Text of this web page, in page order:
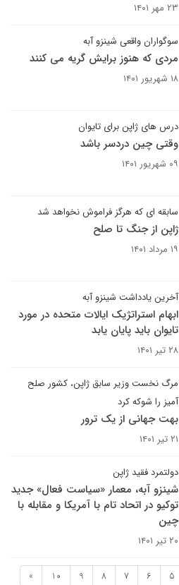
۲۳ مهر ۱۴۰۱
سوگواران واقعی شینزو آبه
مردی که هنوز برایش گریه می کنند
۱۸ شهریور ۱۴۰۱
درس های ژاپن برای تایوان
وقتی چین دردسر باشد
۰۹ شهریور ۱۴۰۱
سابقه ای که هرگز فراموش نخواهد شد
ژاپن از جنگ تا صلح
۱۹ مرداد ۱۴۰۱
آخرین یادداشت شینزو آبه
ابهام استراتژیک ایالات متحده در مورد
تایوان باید پایان یابد
۲۸ تیر ۱۴۰۱
مرگ نخست وزیر سابق ژاپن، کشور صلح
آمیز را شوکه کرد
بهت جهانی از یک ترور
۲۱ تیر ۱۴۰۱
دولتمرد فقید ژاپن
شینزو آبه، معمار «سیاست فعال» جدید
توکیو در اتحاد تام با آمریکا و مقابله با
چین
۲۰ تیر ۱۴۰۱
5
6
7
8
9
10
»